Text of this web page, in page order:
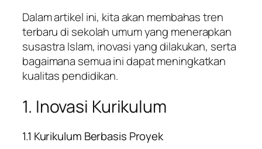
Dalam artikel ini, kita akan membahas tren
terbaru di sekolah umum yang menerapkan
susastra Islam, inovasi yang dilakukan, serta
bagaimana semua ini dapat meningkatkan
kualitas pendidikan.
1. Inovasi Kurikulum
1.1 Kurikulum Berbasis Proyek